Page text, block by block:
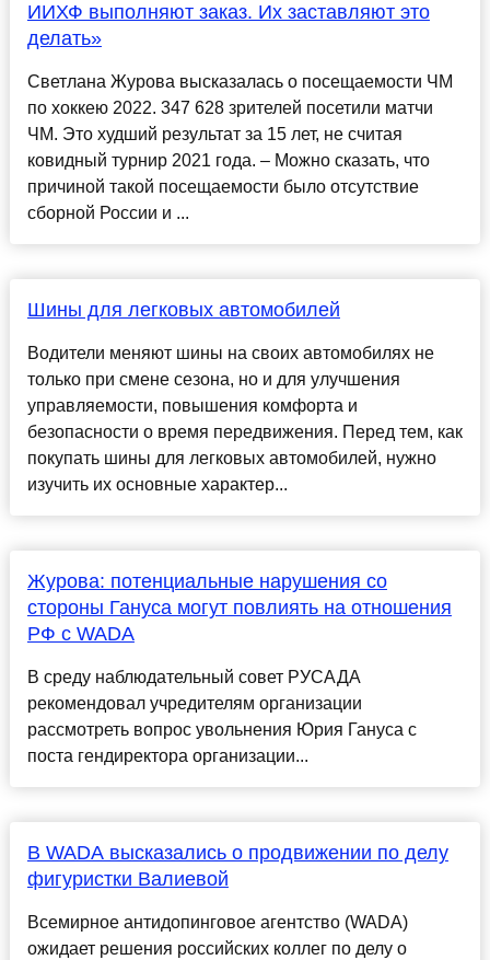
ИИХФ выполняют заказ. Их заставляют это
делать»
Светлана Журова высказалась о посещаемости ЧМ
по хоккею 2022. 347 628 зрителей посетили матчи
ЧМ. Это худший результат за 15 лет, не считая
ковидный турнир 2021 года. – Можно сказать, что
причиной такой посещаемости было отсутствие
сборной России и ...
Шины для легковых автомобилей
Водители меняют шины на своих автомобилях не
только при смене сезона, но и для улучшения
управляемости, повышения комфорта и
безопасности о время передвижения. Перед тем, как
покупать шины для легковых автомобилей, нужно
изучить их основные характер...
Журова: потенциальные нарушения со
стороны Гануса могут повлиять на отношения
РФ с WADA
В среду наблюдательный совет РУСАДА
рекомендовал учредителям организации
рассмотреть вопрос увольнения Юрия Гануса с
поста гендиректора организации...
В WADA высказались о продвижении по делу
фигуристки Валиевой
Всемирное антидопинговое агентство (WADA)
ожидает решения российских коллег по делу о